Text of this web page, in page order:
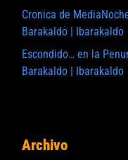
Cronica de
Barakaldo | Ibarakaldo
Escondido… en la
Barakaldo | Ibarakaldo
Archivo